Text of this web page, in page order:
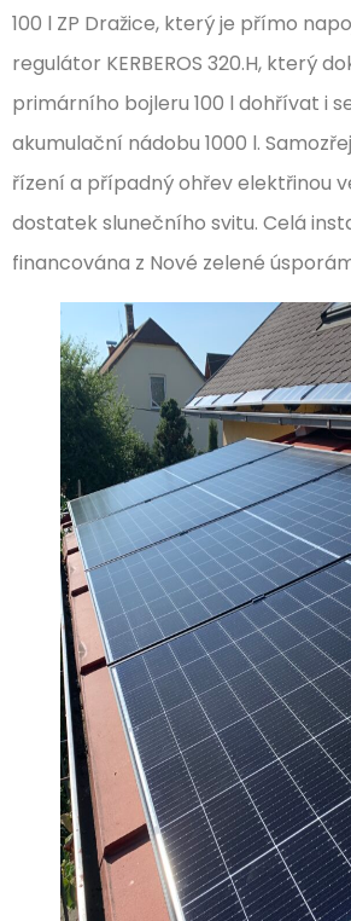
100 l ZP Dražice, který je přímo
regulátor KERBEROS 320.H, který
primárního bojleru 100 l dohřívat i
akumulační nádobu 1000 l.
řízení a případný ohřev elektřinou
dostatek slunečního svitu. Celá
financována z Nové zelené